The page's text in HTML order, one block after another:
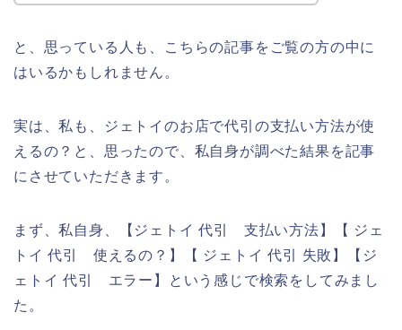
と、思っている人も、こちらの記事をご覧の方の中に
はいるかもしれません。
実は、私も、ジェトイのお店で代引の支払い方法が使
えるの？と、思ったので、私自身が調べた結果を記事
にさせていただきます。
まず、私自身、【ジェトイ 代引 支払い方法】【 ジェ
トイ 代引 使えるの？】【 ジェトイ 代引 失敗】【ジ
ェトイ 代引 エラー】という感じで検索をしてみまし
た。